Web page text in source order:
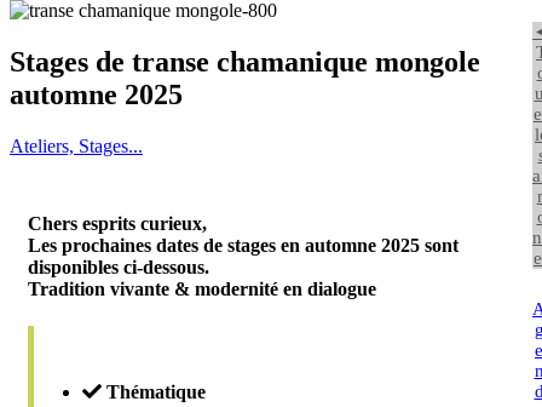
Stages de transe chamanique mongole
automne 2025
Ateliers, Stages...
Chers esprits curieux,
Les prochaines dates de stages en automne 2025 sont
disponibles ci-dessous.
Tradition vivante & modernité en dialogue
Thématique
e